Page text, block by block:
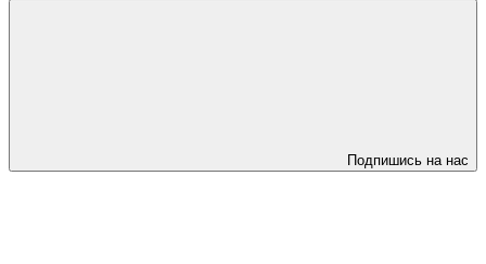
Подпишись на нас